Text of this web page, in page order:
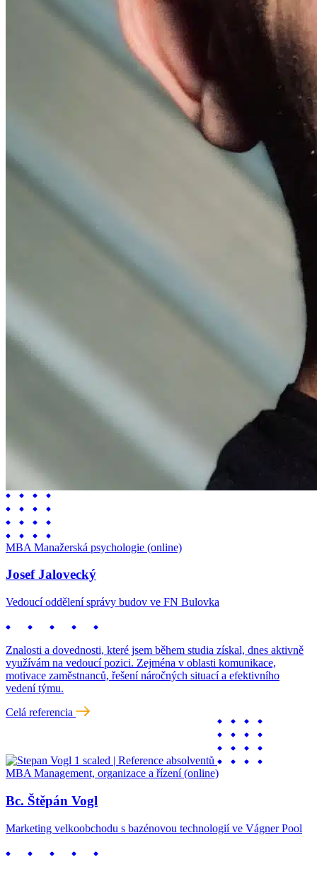
MBA Manažerská psychologie (online)
Josef Jalovecký
Vedoucí oddělení správy budov ve FN Bulovka
Znalosti a dovednosti, které jsem během studia získal, dnes aktivně
využívám na vedoucí pozici. Zejména v oblasti komunikace,
motivace zaměstnanců, řešení náročných situací a efektivního
vedení týmu.
Celá referencia
MBA Management, organizace a řízení (online)
Bc. Štěpán Vogl
Marketing velkoobchodu s bazénovou technologií ve Vágner Pool